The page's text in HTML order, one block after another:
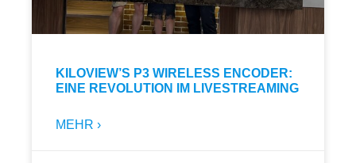
KILOVIEW’S P3 WIRELESS ENCODER:
EINE REVOLUTION IM LIVESTREAMING
MEHR ›